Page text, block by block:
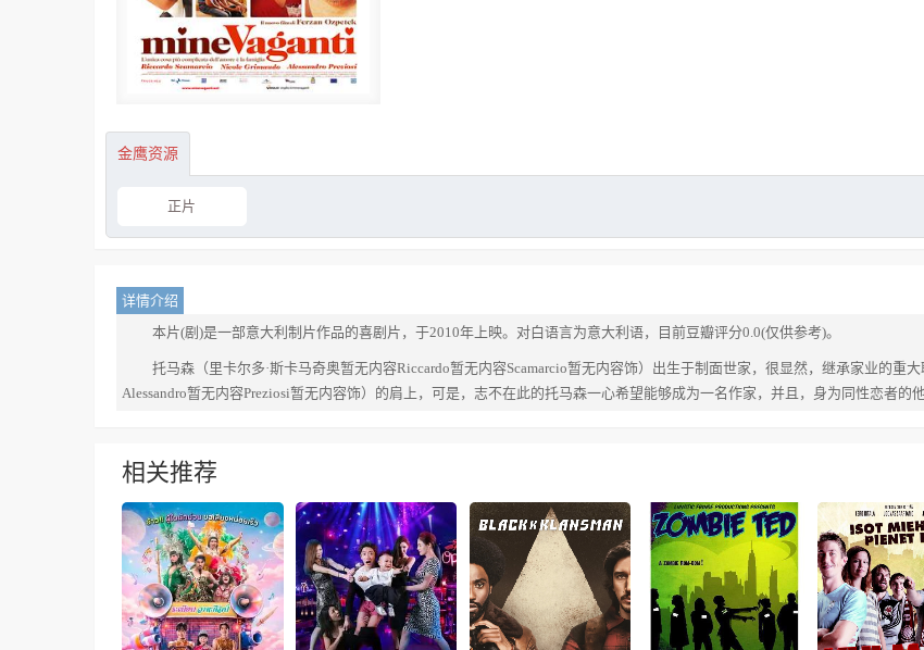
金鹰资源
正片
详情介绍
本片(剧)是一部意大利制片作品的喜剧片，于2010年上映。对白语言为意大利语，目前豆瓣评分0.0(仅供参考)。
托马森（里卡尔多·斯卡马奇奥暂无内容Riccardo暂无内容Scamarcio暂无内容饰）出生于制面世家，很显然，继承家业的重
Alessandro暂无内容Preziosi暂无内容饰）的肩上，可是，志不在此的托马森一心希望能够成为一名作家，并且，身为同性恋者的
相关推荐